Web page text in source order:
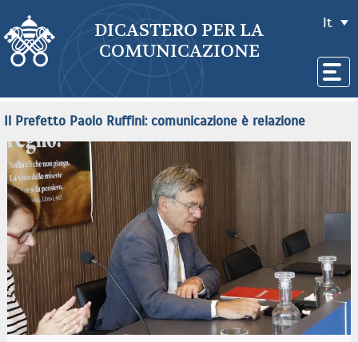
DICASTERO PER LA
COMUNICAZIONE
It
Il Prefetto Paolo Ruffini: comunicazione è relazione